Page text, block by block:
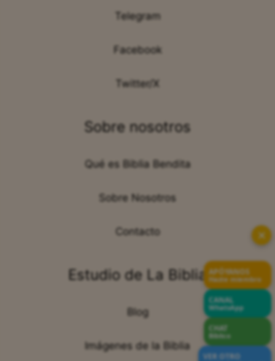
Telegram
Facebook
Twitter/X
Sobre nosotros
Qué es Biblia Bendita
Sobre Nosotros
Contacto
Estudio de La Biblia
Blog
Imágenes de la Biblia
✕
APÓYANOS
Hazte miembro
CANAL
WhatsApp
CHAT
Bíblico
VER OTRO